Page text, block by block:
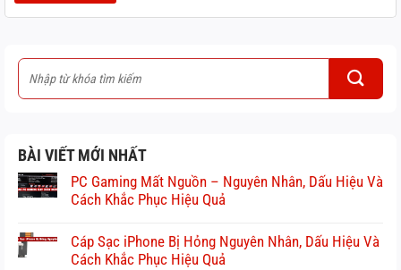
BÀI VIẾT MỚI NHẤT
PC Gaming Mất Nguồn – Nguyên Nhân, Dấu Hiệu Và
Cách Khắc Phục Hiệu Quả
Cáp Sạc iPhone Bị Hỏng Nguyên Nhân, Dấu Hiệu Và
Cách Khắc Phục Hiệu Quả